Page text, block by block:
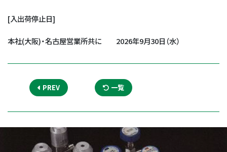
[入出荷停止日]
本社(大阪)・名古屋営業所共に 2026年9月30日（水）
PREV 一覧